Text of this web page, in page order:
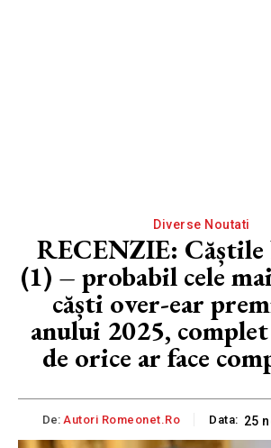
Diverse Noutati
RECENZIE:
(1) – probabil cele
căști over-ear
anului 2025,
de orice ar face
De: Autori Romeonet.ro Data: 25